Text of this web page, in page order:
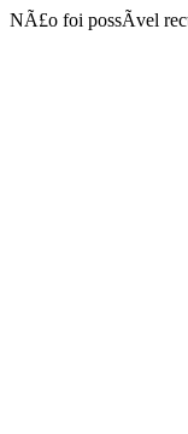
NÃ£o foi possÃ­vel